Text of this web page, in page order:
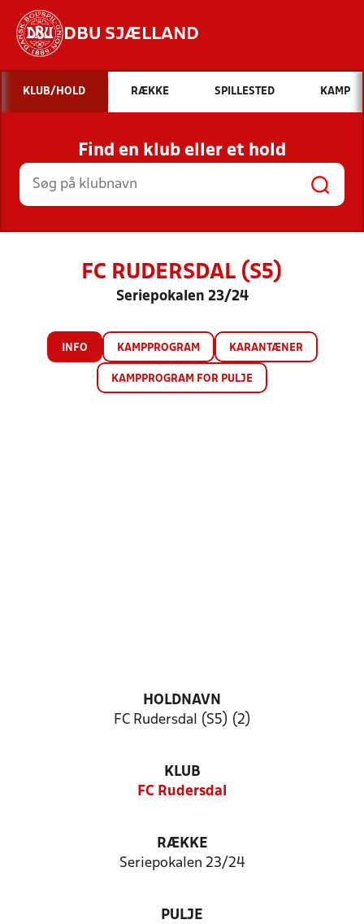
DBU SJÆLLAND
Hvad vil du søge efter?
INDHOLD OG NYHEDER
STILLINGER, RESULTATER, KLUBBER OG
HOLD
KLUB/HOLD RÆKKE SPILLESTED KAMP
Find en klub eller et hold
FC RUDERSDAL (S5)
Seriepokalen 23/24
INFO KAMPPROGRAM KARANTÆNER
KAMPPROGRAM FOR PULJE
HOLDNAVN
FC Rudersdal (S5) (2)
KLUB
FC Rudersdal
RÆKKE
Seriepokalen 23/24
PULJE